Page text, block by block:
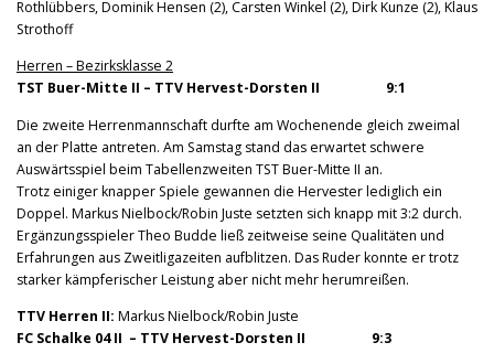
Rothlübbers, Dominik Hensen (2), Carsten Winkel (2), Dirk Kunze (2), Klaus
Strothoff
Herren – Bezirksklasse 2
TST Buer-Mitte II – TTV Hervest-Dorsten II 9:1
Die zweite Herrenmannschaft durfte am Wochenende gleich zweimal
an der Platte antreten. Am Samstag stand das erwartet schwere
Auswärtsspiel beim Tabellenzweiten TST Buer-Mitte II an.
Trotz einiger knapper Spiele gewannen die Hervester lediglich ein
Doppel. Markus Nielbock/Robin Juste setzten sich knapp mit 3:2 durch.
Ergänzungsspieler Theo Budde ließ zeitweise seine Qualitäten und
Erfahrungen aus Zweitligazeiten aufblitzen. Das Ruder konnte er trotz
starker kämpferischer Leistung aber nicht mehr herumreißen.
TTV Herren II: Markus Nielbock/Robin Juste
FC Schalke 04 II – TTV Hervest-Dorsten II 9:3